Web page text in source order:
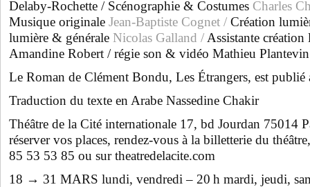
Delaby-Rochette / Scénographie & Costumes Charles
Musique originale Jean-Baptiste Cognet / Création
lumière & générale Nicolas Galland / Assistante
Amandine Robert / régie son & vidéo Mathieu Plantevin
Le Roman de Clément Bondu, Les Étrangers, est
Traduction du texte en Arabe Nassedine Chakir
Théâtre de la Cité internationale 17, bd Jourdan 75014
réserver vos places, rendez-vous à la billetterie du
85 53 53 85 ou sur theatredelacite.com
18 → 31 MARS lundi, vendredi – 20 h mardi, jeudi,